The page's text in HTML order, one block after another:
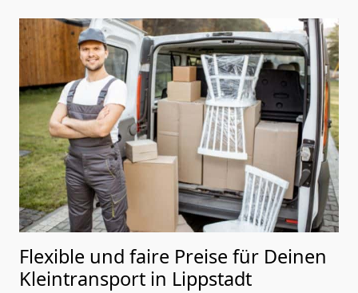
Flexible und faire Preise für Deinen
Kleintransport in Lippstadt